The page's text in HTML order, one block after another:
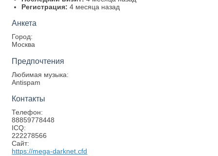
Регистрация: 4 месяца назад
Анкета
Город:
Москва
Предпочтения
Любимая музыка:
Antispam
Контакты
Телефон:
88859778448
ICQ:
222278566
Сайт:
https://mega-darknet.cfd